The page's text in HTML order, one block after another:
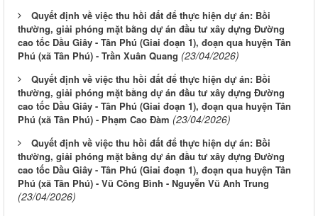
Quyết định về việc thu hồi đất để thực hiện dự án: Bồi
thường, giải phóng mặt bằng dự án đầu tư xây dựng Đường
cao tốc Dầu Giây - Tân Phú (Giai đoạn 1), đoạn qua huyện Tân
Phú (xã Tân Phú) - Trần Xuân Quang (23/04/2026)
Quyết định về việc thu hồi đất để thực hiện dự án: Bồi
thường, giải phóng mặt bằng dự án đầu tư xây dựng Đường
cao tốc Dầu Giây - Tân Phú (Giai đoạn 1), đoạn qua huyện Tân
Phú (xã Tân Phú) - Phạm Cao Đàm (23/04/2026)
Quyết định về việc thu hồi đất để thực hiện dự án: Bồi
thường, giải phóng mặt bằng dự án đầu tư xây dựng Đường
cao tốc Dầu Giây - Tân Phú (Giai đoạn 1), đoạn qua huyện Tân
Phú (xã Tân Phú) - Vũ Công Bình - Nguyễn Vũ Anh Trung
(23/04/2026)